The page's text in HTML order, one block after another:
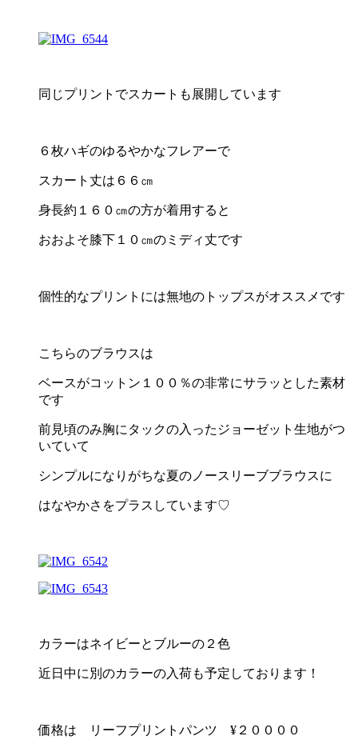
同じプリントでスカートも展開しています
６枚ハギのゆるやかなフレアーで
スカート丈は６６㎝
身長約１６０㎝の方が着用すると
おおよそ膝下１０㎝のミディ丈です
個性的なプリントには無地のトップスがオススメです
こちらのブラウスは
ベースがコットン１００％の非常にサラッとした素材
です
前見頃のみ胸にタックの入ったジョーゼット生地がつ
いていて
シンプルになりがちな夏のノースリーブブラウスに
はなやかさをプラスしています♡
カラーはネイビーとブルーの２色
近日中に別のカラーの入荷も予定しております！
価格は リーフプリントパンツ ¥２００００